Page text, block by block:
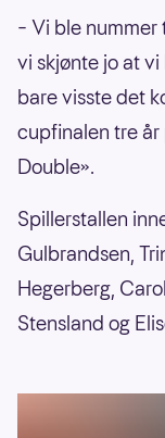
– Vi ble nummer
vi skjønte jo at
bare visste det
cupfinalen tre
Double».
Spillerstallen
Gulbrandsen,
Hegerberg,
Stensland og